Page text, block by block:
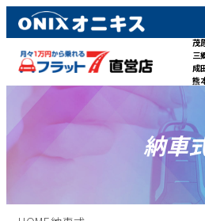
茂
三
成
熊
納車